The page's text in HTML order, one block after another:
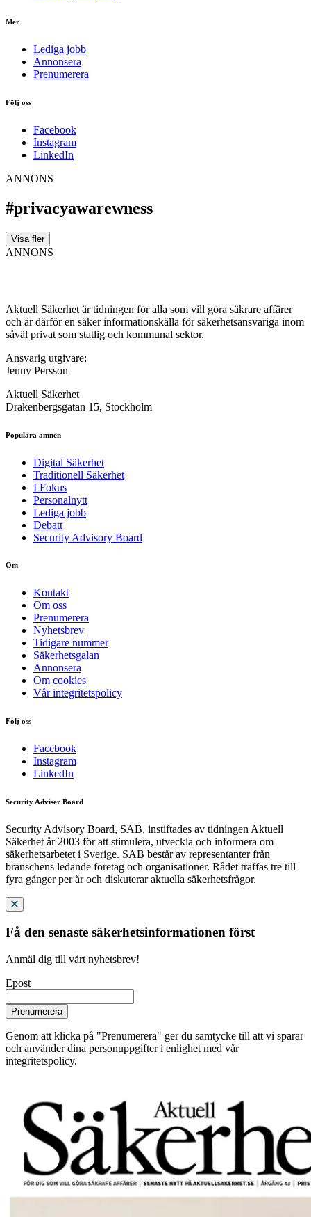
Mer
Lediga jobb
Annonsera
Prenumerera
Följ oss
Facebook
Instagram
LinkedIn
ANNONS
#privacyawarewness
Visa fler
ANNONS
Aktuell Säkerhet är tidningen för alla som vill göra säkrare affärer
och är därför en säker informationskälla för säkerhets­ansvariga inom
såväl privat som statlig och kommunal sektor.
Ansvarig utgivare:
Jenny Persson
Aktuell Säkerhet
Drakenbergsgatan 15, Stockholm
Populära ämnen
Digital Säkerhet
Traditionell Säkerhet
I Fokus
Personalnytt
Lediga jobb
Debatt
Security Advisory Board
Om
Kontakt
Om oss
Prenumerera
Nyhetsbrev
Tidigare nummer
Säkerhetsgalan
Annonsera
Om cookies
Vår integritetspolicy
Följ oss
Facebook
Instagram
LinkedIn
Security Adviser Board
Security Advisory Board, SAB, instiftades av tidningen Aktuell
Säkerhet år 2003 för att stimulera, utveckla och informera om
säkerhetsarbetet i Sverige. SAB består av representanter från
branschens ledande företag och organisationer. Rådet träffas tre till
fyra gånger per år och diskuterar aktuella säkerhetsfrågor.
Få den senaste säkerhetsinformationen först
Anmäl dig till vårt nyhetsbrev!
Epost
Prenumerera
Genom att klicka på "Prenumerera" ger du samtycke till att vi sparar
och använder dina personuppgifter i enlighet med vår
integritetspolicy.